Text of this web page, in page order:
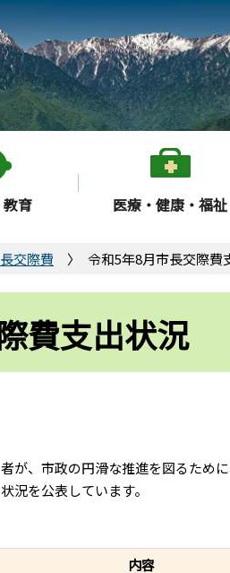
育 医療・健康・福祉
交際費 令和5年8月市長交際費
費支出状況
が、市政の円滑な推進を図るため
況を公表しています。
内容